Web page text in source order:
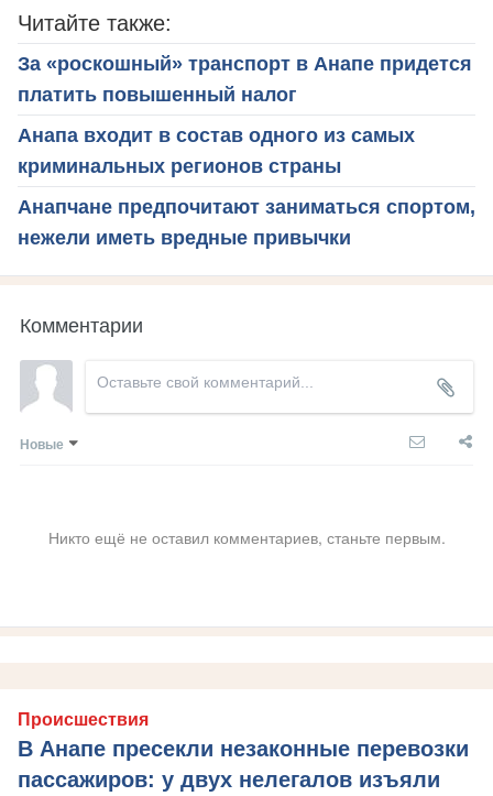
Читайте также:
За «роскошный» транспорт в Анапе придется
платить повышенный налог
Анапа входит в состав одного из самых
криминальных регионов страны
Анапчане предпочитают заниматься спортом,
нежели иметь вредные привычки
Комментарии
Новые
Никто ещё не оставил комментариев, станьте первым.
Происшествия
В Анапе пресекли незаконные перевозки
пассажиров: у двух нелегалов изъяли